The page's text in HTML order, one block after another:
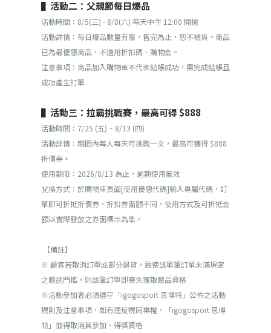
▌活動二：父親節每日爆品
活動時間：8/5(三) - 8/8(六) 每天中午 12:00 開搶
活動詳情：每日爆品數量有限，售完為止，恕不補貨。商品
已為最優惠商品，不適用折扣碼、購物金。
注意事項：商品加入購物車不代表結帳成功，需完成結帳且
成功產生訂單
▌活動三：拉霸挑戰賽，最高可得 $888
活動時間：7/25 (五) ~ 8/13 (四)
活動詳情：期間內每人每天可挑戰一次，最高可獲得 $888
折價券。
使用期限：2026/8/13 為止，逾期使用無效
兌換方式：於購物車頁面[使用優惠代碼]輸入專屬代碼，訂
單即可折抵折價券，折扣券面額不同，使用方式及可折抵金
額以實際發放之券面標示為準。
【備註】
※ 顧客若取消訂單或部分退貨，致使該單筆訂單未滿規定
之贈送門檻，則該筆訂單即喪失獲取贈品資格
※活動參加者必須遵守「igogosport 思博特」公佈之活動
規則及注意事項，如有違反視同棄權，「igogosport 思博
特」並得取消其參加、得獎資格